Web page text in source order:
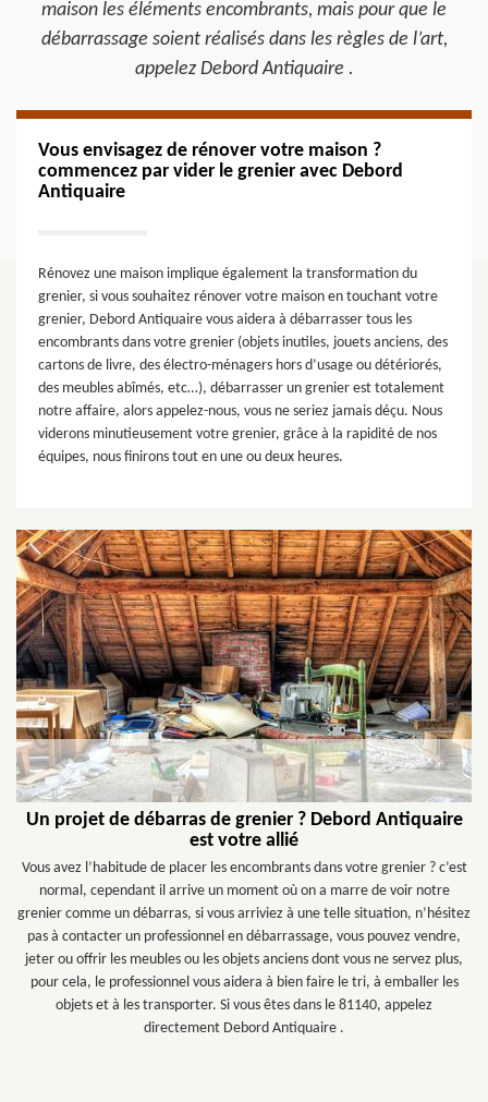
maison les éléments encombrants, mais pour que le
débarrassage soient réalisés dans les règles de l’art,
appelez Debord Antiquaire .
Vous envisagez de rénover votre maison ?
commencez par vider le grenier avec Debord
Antiquaire
Rénovez une maison implique également la transformation du
grenier, si vous souhaitez rénover votre maison en touchant votre
grenier, Debord Antiquaire vous aidera à débarrasser tous les
encombrants dans votre grenier (objets inutiles, jouets anciens, des
cartons de livre, des électro-ménagers hors d’usage ou détériorés,
des meubles abîmés, etc…), débarrasser un grenier est totalement
notre affaire, alors appelez-nous, vous ne seriez jamais déçu. Nous
viderons minutieusement votre grenier, grâce à la rapidité de nos
équipes, nous finirons tout en une ou deux heures.
Un projet de débarras de grenier ? Debord Antiquaire
est votre allié
Vous avez l’habitude de placer les encombrants dans votre grenier ? c’est
normal, cependant il arrive un moment où on a marre de voir notre
grenier comme un débarras, si vous arriviez à une telle situation, n’hésitez
pas à contacter un professionnel en débarrassage, vous pouvez vendre,
jeter ou offrir les meubles ou les objets anciens dont vous ne servez plus,
pour cela, le professionnel vous aidera à bien faire le tri, à emballer les
objets et à les transporter. Si vous êtes dans le 81140, appelez
directement Debord Antiquaire .